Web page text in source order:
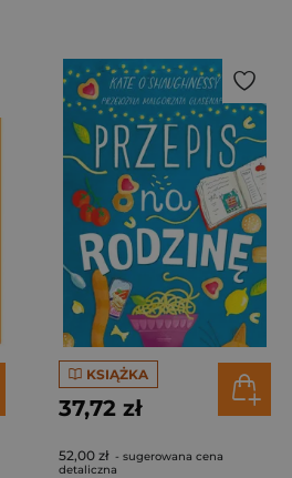
KSIĄŻKA
37,72 zł
52,00 zł - sugerowana cena
detaliczna